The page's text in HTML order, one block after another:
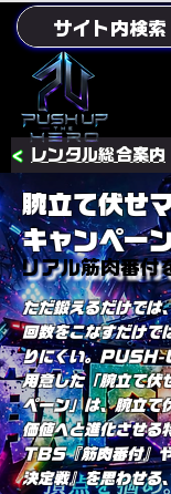
レンタル総合案内
<
腕立て伏せ
キャンペー
リアル筋肉番付
リアル筋肉番付
ただ鍛えるだけでは
回数をこなすだけで
りにくい。
用意した「腕立て伏
ペーン」は、腕立て
価値へと進化させる
TBS『筋肉番付』
決定戦』を思わせる